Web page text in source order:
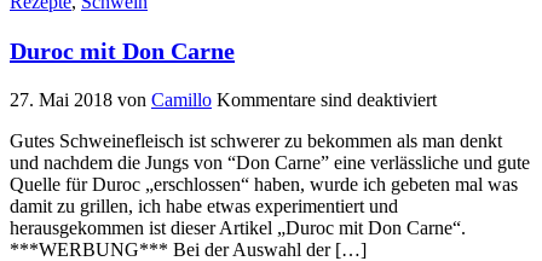
Duroc mit Don Carne
27. Mai 2018 von Camillo Kommentare sind deaktiviert
Gutes Schweinefleisch ist schwerer zu bekommen als man denkt
und nachdem die Jungs von “Don Carne” eine verlässliche und gute
Quelle für Duroc „erschlossen“ haben, wurde ich gebeten mal was
damit zu grillen, ich habe etwas experimentiert und
herausgekommen ist dieser Artikel „Duroc mit Don Carne“.
***WERBUNG*** Bei der Auswahl der […]